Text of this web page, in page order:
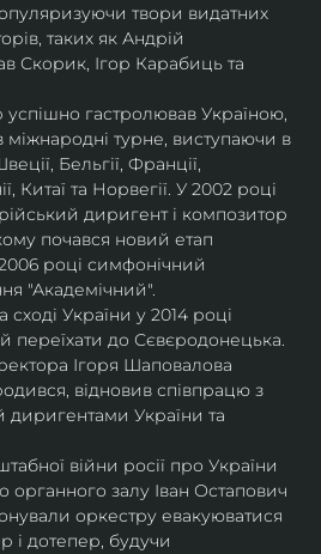
твори видатних
таких як Андрій
Скорик, Ігор Карабиць та
успішно гастролював Україною,
міжнародні турне, виступаючи в
Бельгії, Франції,
Китаї та Норвегії. У 2002 році
диригент і композитор
почався новий етап
році симфонічний
"Академічний".
сході України у 2014 році
переїхати до Сєвєродонецька.
Ігоря Шаповалова
відновив співпрацю з
України та
війни росії про України
органного залу Іван Остапович
оркестру евакуюватися
і дотепер, будучи